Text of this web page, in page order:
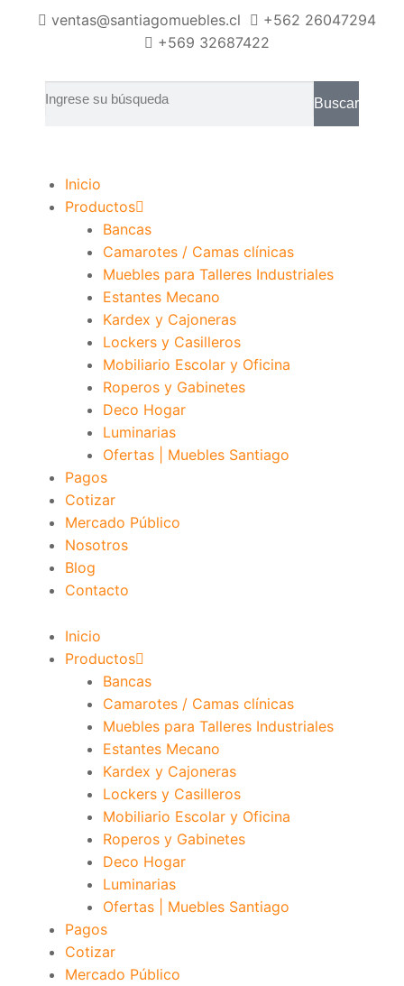
ventas@santiagomuebles.cl
+562 26047294
+569 32687422
Buscar
Inicio
Productos
Bancas
Camarotes / Camas clínicas
Muebles para Talleres Industriales
Estantes Mecano
Kardex y Cajoneras
Lockers y Casilleros
Mobiliario Escolar y Oficina
Roperos y Gabinetes
Deco Hogar
Luminarias
Ofertas | Muebles Santiago
Pagos
Cotizar
Mercado Público
Nosotros
Blog
Contacto
Inicio
Productos
Bancas
Camarotes / Camas clínicas
Muebles para Talleres Industriales
Estantes Mecano
Kardex y Cajoneras
Lockers y Casilleros
Mobiliario Escolar y Oficina
Roperos y Gabinetes
Deco Hogar
Luminarias
Ofertas | Muebles Santiago
Pagos
Cotizar
Mercado Público